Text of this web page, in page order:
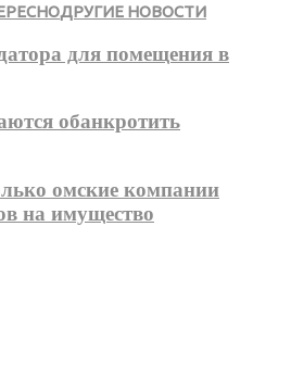
ДРУГИЕ НОВОСТИ
для помещения в
обанкротить
омские компании
на имущество